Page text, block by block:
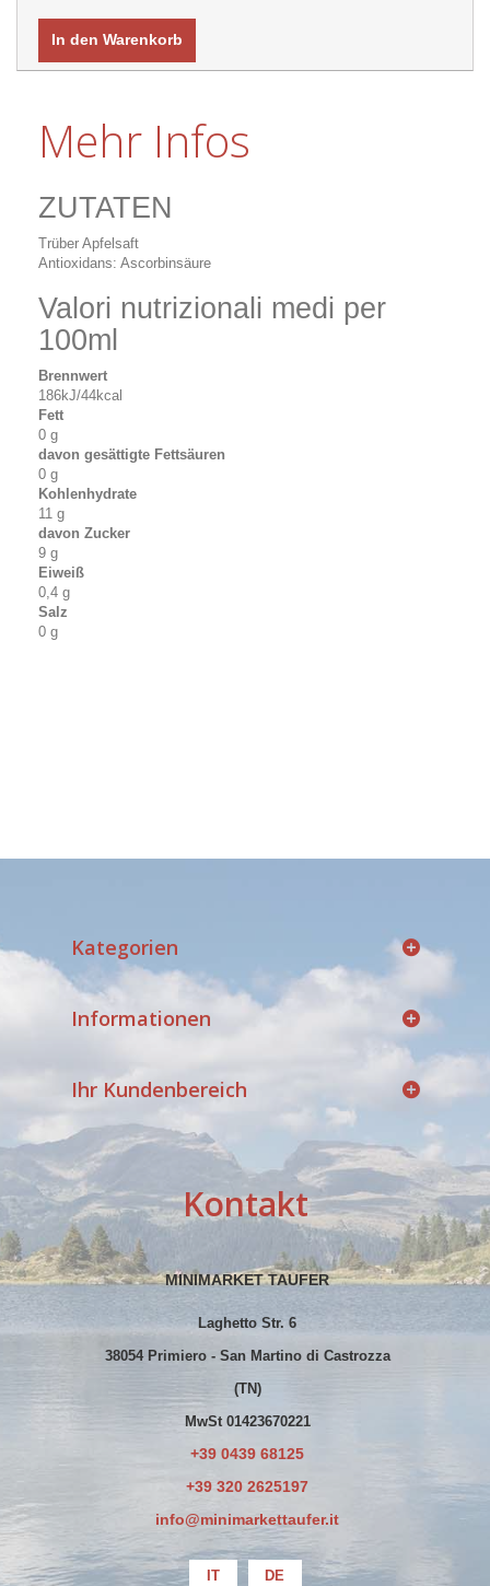
In den Warenkorb
Mehr Infos
ZUTATEN
Trüber Apfelsaft
Antioxidans: Ascorbinsäure
Valori nutrizionali medi per
100ml
Brennwert
186kJ/44kcal
Fett
0 g
davon gesättigte Fettsäuren
0 g
Kohlenhydrate
11 g
davon Zucker
9 g
Eiweiß
0,4 g
Salz
0 g
Kategorien
Informationen
Ihr Kundenbereich
Kontakt
MINIMARKET TAUFER
Laghetto Str. 6
38054 Primiero - San Martino di Castrozza
(TN)
MwSt 01423670221
+39 0439 68125
+39 320 2625197
info@minimarkettaufer.it
IT DE